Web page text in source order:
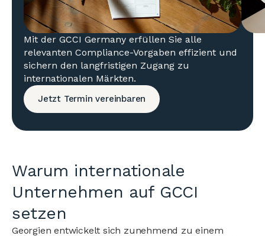
Mit der GCCI Germany erfüllen Sie alle
relevanten Compliance-Vorgaben effizient und
sichern den langfristigen Zugang zu
internationalen Märkten.
Jetzt Termin vereinbaren
Warum internationale
Unternehmen auf GCCI
setzen
Georgien entwickelt sich zunehmend zu einem